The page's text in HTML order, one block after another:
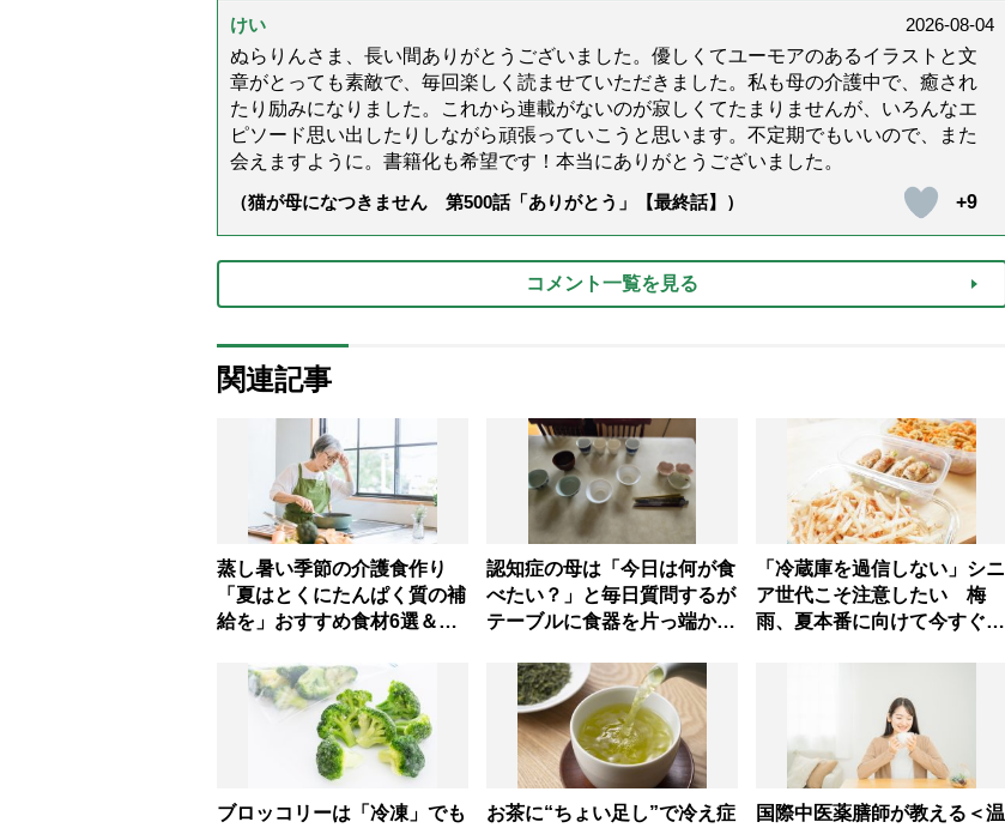
けい
2026-08-04
ぬらりんさま、長い間ありがとうございました。優しくてユーモアのあるイラストと文
章がとっても素敵で、毎回楽しく読ませていただきました。私も母の介護中で、癒され
たり励みになりました。これから連載がないのが寂しくてたまりませんが、いろんなエ
ピソード思い出したりしながら頑張っていこうと思います。不定期でもいいので、また
会えますように。書籍化も希望です！本当にありがとうございました。
（猫が母になつきません 第500話「ありがとう」【最終話】）
+9
コメント一覧を見る
関連記事
蒸し暑い季節の介護食作り
「夏はとくにたんぱく質の補
給を」おすすめ食材6選＆火
【管理栄養士提案】
認知症の母は「今日は何が食
べたい？」と毎日質問するが
テーブルに食器を片っ端から
処法とものがない現在の台所
の意味
「冷蔵庫を過信しない」シニ
ア世代こそ注意したい 梅
雨、夏本番に向けて今すぐ見
ブロッコリーは「冷凍」でも お茶に“ちょい足し”で冷え症 国際中医薬膳師が教える＜温